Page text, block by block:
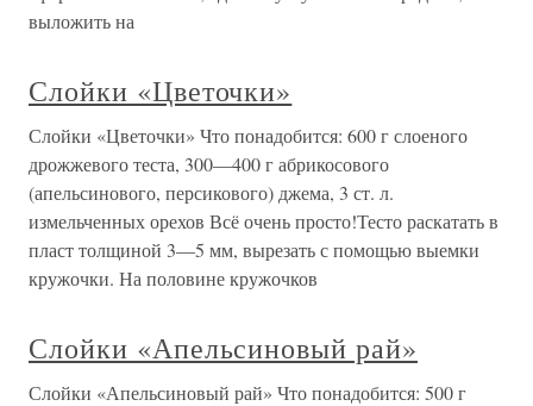
выложить на
Слойки «Цветочки»
Слойки «Цветочки» Что понадобится: 600 г слоеного
дрожжевого теста, 300—400 г абрикосового
(апельсинового, персикового) джема, 3 ст. л.
измельченных орехов Всё очень просто!Тесто раскатать в
пласт толщиной 3—5 мм, вырезать с помощью выемки
кружочки. На половине кружочков
Слойки «Апельсиновый рай»
Слойки «Апельсиновый рай» Что понадобится: 500 г